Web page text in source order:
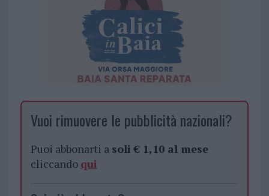
Vuoi rimuovere le pubblicità nazionali?
Puoi abbonarti a soli € 1,10 al mese
cliccando qui